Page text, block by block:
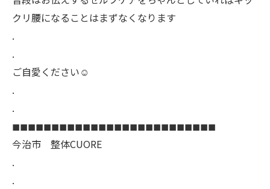
クリ腰になることはまずなくなります
.
.
ご自愛ください☺️
.
.
◼︎◼︎◼︎◼︎◼︎◼︎◼︎◼︎◼︎◼︎◼︎◼︎◼︎◼︎◼︎◼︎◼︎◼︎◼︎◼︎◼︎◼︎◼︎◼︎◼︎◼︎
今治市 整体CUORE
.
.